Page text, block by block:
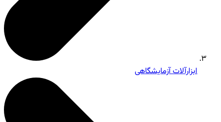
ابزارآلات آزمایشگاهی